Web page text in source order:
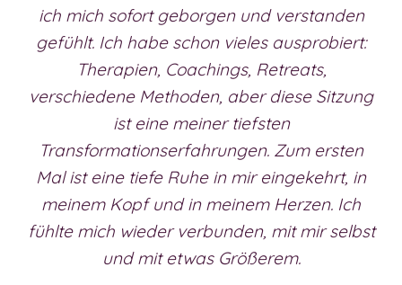
ich mich sofort geborgen und verstanden
gefühlt. Ich habe schon vieles ausprobiert:
Therapien, Coachings, Retreats,
verschiedene Methoden, aber diese Sitzung
ist eine meiner tiefsten
Transformationserfahrungen. Zum ersten
Mal ist eine tiefe Ruhe in mir eingekehrt, in
meinem Kopf und in meinem Herzen. Ich
fühlte mich wieder verbunden, mit mir selbst
und mit etwas Größerem.